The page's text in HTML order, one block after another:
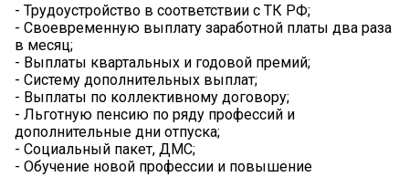
- Трудоустройство в соответствии с ТК РФ;
- Своевременную выплату заработной платы два раза
в месяц;
- Выплаты квартальных и годовой премий;
- Систему дополнительных выплат;
- Выплаты по коллективному договору;
- Льготную пенсию по ряду профессий и
дополнительные дни отпуска;
- Социальный пакет, ДМС;
- Обучение новой профессии и повышение